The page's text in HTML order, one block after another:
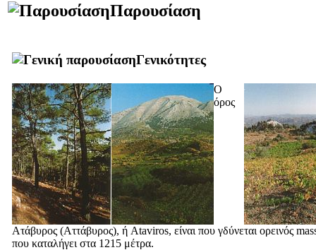
Παρουσίαση
Γενικότητες
Ο
όρος
Ατάβυρος (Αττάβυρος), ή Ataviros, είναι που γδύνεται ορεινός
που καταλήγει στα 1215 μέτρα.